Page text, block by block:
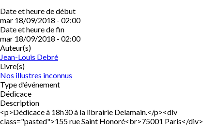
Date et heure de début
mar 18/09/2018 - 02:00
Date et heure de fin
mar 18/09/2018 - 02:00
Auteur(s)
Jean-Louis Debré
Livre(s)
Nos illustres inconnus
Type d’événement
Dédicace
Description
<p>Dédicace à 18h30 à la librairie Delamain.</p><div
class="pasted">155 rue Saint Honoré<br>75001 Paris</div>